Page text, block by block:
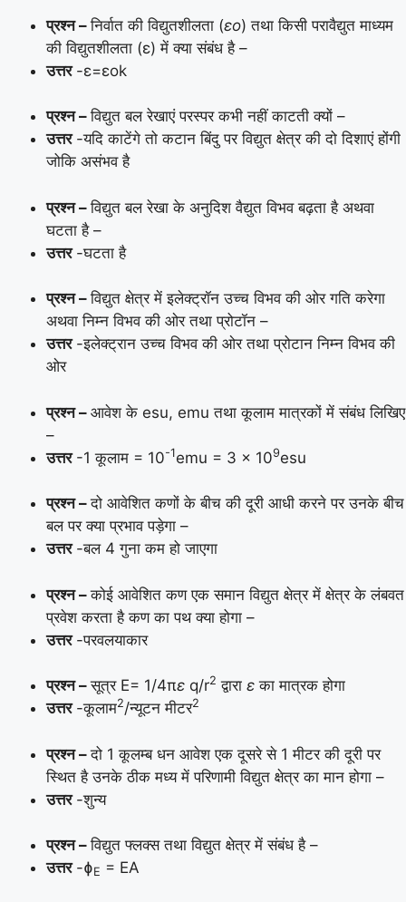
प्रश्न –निर्वात की विद्युतशीलता (εo) तथा किसी परावैद्युत माध्यम
की विद्युतशीलता (ε) में क्या संबंध है –
उत्तर-ε=εok
प्रश्न –विद्युत बल रेखाएं परस्पर कभी नहीं काटती क्यों –
उत्तर-यदि काटेंगे तो कटान बिंदु पर विद्युत क्षेत्र की दो दिशाएं होंगी
जोकि असंभव है
प्रश्न –विद्युत बल रेखा के अनुदिश वैद्युत विभव बढ़ता है अथवा
घटता है –
उत्तर-घटता है
प्रश्न –विद्युत क्षेत्र में इलेक्ट्रॉन उच्च विभव की ओर गति करेगा
अथवा निम्न विभव की ओर तथा प्रोटॉन –
उत्तर-इलेक्ट्रान उच्च विभव की ओर तथा प्रोटान निम्न विभव की
ओर
प्रश्न – आवेश के esu, emu तथा कूलाम मात्रकों में संबंध लिखिए
–
उत्तर-1 कूलाम = 10-1emu = 3 x 109esu
प्रश्न –दो आवेशित कणों के बीच की दूरी आधी करने पर उनके बीच
बल पर क्या प्रभाव पड़ेगा –
उत्तर-बल 4 गुना कम हो जाएगा
प्रश्न –कोई आवेशित कण एक समान विद्युत क्षेत्र में क्षेत्र के लंबवत
प्रवेश करता है कण का पथ क्या होगा –
उत्तर-परवलयाकार
प्रश्न –सूत्र E= 1/4πε q/r2 द्वारा ε का मात्रक होगा
उत्तर-कूलाम2/न्यूटन मीटर2
प्रश्न –दो 1 कूलम्ब धन आवेश एक दूसरे से 1 मीटर की दूरी पर
स्थित है उनके ठीक मध्य में परिणामी विद्युत क्षेत्र का मान होगा –
उत्तर-शुन्य
प्रश्न –विद्युत फ्लक्स तथा विद्युत क्षेत्र में संबंध है –
उत्तर-ɸE = EA